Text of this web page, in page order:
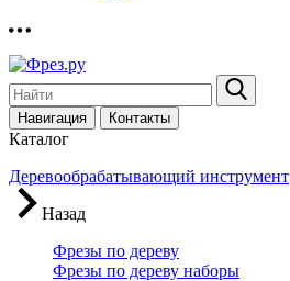
Навигация Контакты
Каталог
Деревообрабатывающий инструмент
Назад
Фрезы по дереву
Фрезы по дереву наборы